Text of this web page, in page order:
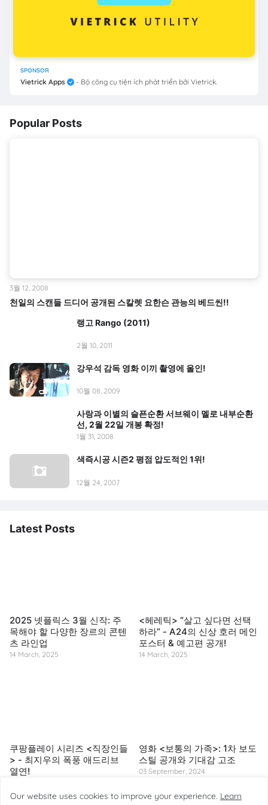
SPONSOR
Vietrick Apps - Bộ công cụ tiện ích phát triển bởi Vietrick.
Popular Posts
천일의 스캔들 드디어 공개된 스칼렛 요한슨 관능의 베드씬!!
3월 12, 2008
랭고 Rango (2011)
2월 10, 2011
강우석 감독 영화 이끼 촬영에 올인!
10월 08, 2009
사랑과 이별의 슬픈순환 서브웨이 멜로 내부순환
선, 2월 22일 개봉 확정!
1월 31, 2008
색즉시공 시즌2 평점 압도적인 1위!
12월 24, 2007
Latest Posts
2025 넷플릭스 3월 신작: 주
목해야 할 다양한 장르의 콘텐
츠 라인업
14 March, 2025
<헤레틱> “살고 싶다면 선택
하라” - A24의 신상 호러 메인
포스터 & 예고편 공개!
14 March, 2025
쿠팡플레이 시리즈 <직장인들
> - 최지우의 폭풍 애드리브
열연!
영화 <보통의 가족>: 1차 보도
스틸 공개와 기대감 고조
03 September, 2024
Our website uses cookies to improve your experience. Learn